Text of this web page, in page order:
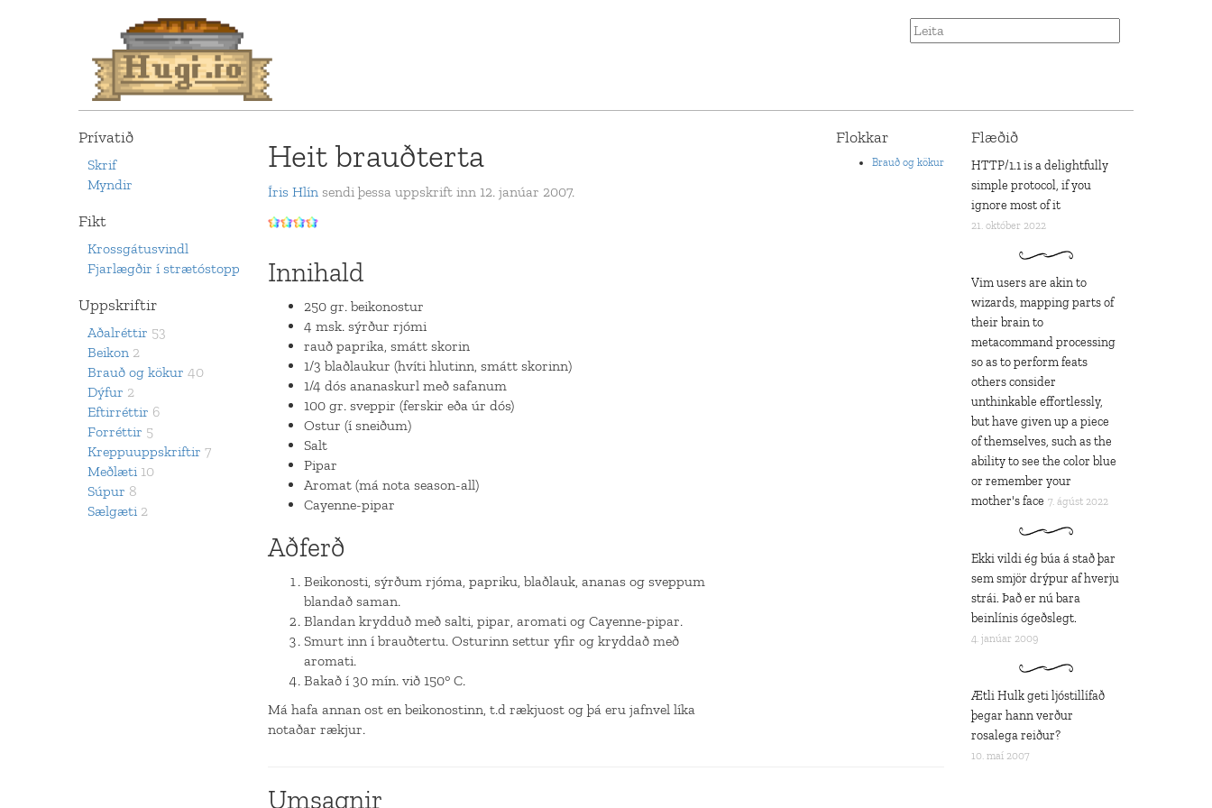
Prívatið
Skrif
Myndir
Fikt
Krossgátusvindl
Fjarlægðir í strætóstopp
Uppskriftir
Aðalréttir 53
Beikon 2
Brauð og kökur 40
Dýfur 2
Eftirréttir 6
Forréttir 5
Kreppuuppskriftir 7
Meðlæti 10
Súpur 8
Sælgæti 2
Flokkar
Brauð og kökur
Heit brauðterta
Íris Hlín sendi þessa uppskrift inn 12. janúar 2007.
Innihald
250 gr. beikonostur
4 msk. sýrður rjómi
rauð paprika, smátt skorin
1/3 blaðlaukur (hvíti hlutinn, smátt skorinn)
1/4 dós ananaskurl með safanum
100 gr. sveppir (ferskir eða úr dós)
Ostur (í sneiðum)
Salt
Pipar
Aromat (má nota season-all)
Cayenne-pipar
Aðferð
Beikonosti, sýrðum rjóma, papriku, blaðlauk, ananas og sveppum
blandað saman.
Blandan krydduð með salti, pipar, aromati og Cayenne-pipar.
Smurt inn í brauðtertu. Osturinn settur yfir og kryddað með
aromati.
Bakað í 30 mín. við 150° C.
Má hafa annan ost en beikonostinn, t.d rækjuost og þá eru jafnvel líka
notaðar rækjur.
Umsagnir
Flæðið
HTTP/1.1 is a delightfully
simple protocol, if you
ignore most of it
21. október 2022
Vim users are akin to
wizards, mapping parts of
their brain to
metacommand processing
so as to perform feats
others consider
unthinkable effortlessly,
but have given up a piece
of themselves, such as the
ability to see the color blue
or remember your
mother's face 7. ágúst 2022
Ekki vildi ég búa á stað þar
sem smjör drýpur af hverju
strái. Það er nú bara
beinlínis ógeðslegt.
4. janúar 2009
Ætli Hulk geti ljóstillífað
þegar hann verður
rosalega reiður?
10. maí 2007